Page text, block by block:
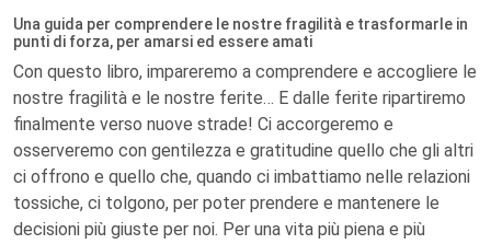
Una guida per comprendere le nostre fragilità e trasformarle in
punti di forza, per amarsi ed essere amati
Con questo libro, impareremo a comprendere e accogliere le
nostre fragilità e le nostre ferite… E dalle ferite ripartiremo
finalmente verso nuove strade! Ci accorgeremo e
osserveremo con gentilezza e gratitudine quello che gli altri
ci offrono e quello che, quando ci imbattiamo nelle relazioni
tossiche, ci tolgono, per poter prendere e mantenere le
decisioni più giuste per noi. Per una vita più piena e più